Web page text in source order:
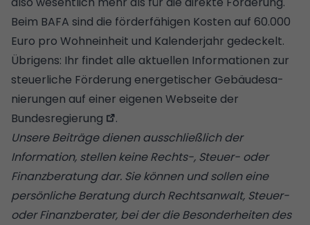
Beim BAFA sind die förderfähigen Kosten auf 60.000
Euro pro Wohneinheit und Kalenderjahr gedeckelt.
Übrigens: Ihr findet alle aktuellen Informationen zur
steu­er­li­che För­de­rung ener­ge­ti­scher Ge­bäu­des­a­
nie­run­gen auf einer eigenen Webseite der
Bundesregierung
.
Unsere Beiträge dienen ausschließlich der
Information, stellen keine Rechts-, Steuer- oder
Finanzberatung dar. Sie können und sollen eine
persönliche Beratung durch Rechtsanwalt, Steuer-
oder Finanzberater, bei der die Besonderheiten des